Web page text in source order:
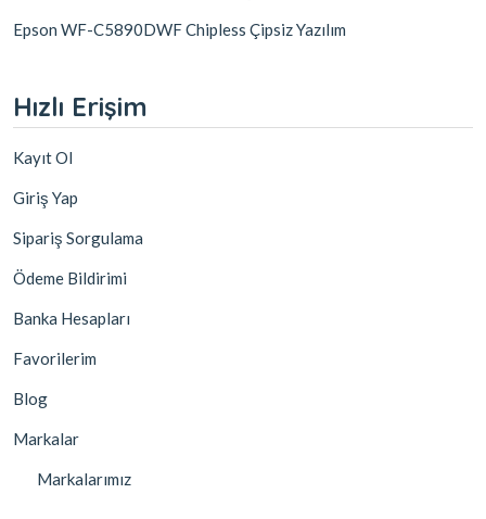
Epson WF-C5890DWF Chipless Çipsiz Yazılım
Hızlı Erişim
Kayıt Ol
Giriş Yap
Sipariş Sorgulama
Ödeme Bildirimi
Banka Hesapları
Favorilerim
Blog
Markalar
Markalarımız